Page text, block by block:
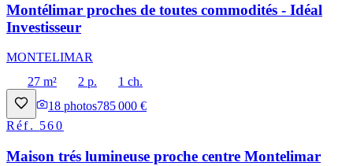
Montélimar proches de toutes commodités - Idéal
Investisseur
MONTELIMAR
27 m²
2 p.
1 ch.
18 photos785 000 €
Réf. 560
Maison trés lumineuse proche centre Montelimar